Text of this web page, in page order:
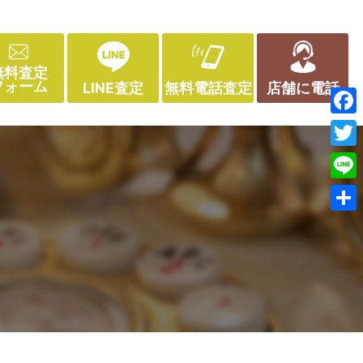
料査定
ォーム
LINE査定 無料電話査定 店舗に電話
Line